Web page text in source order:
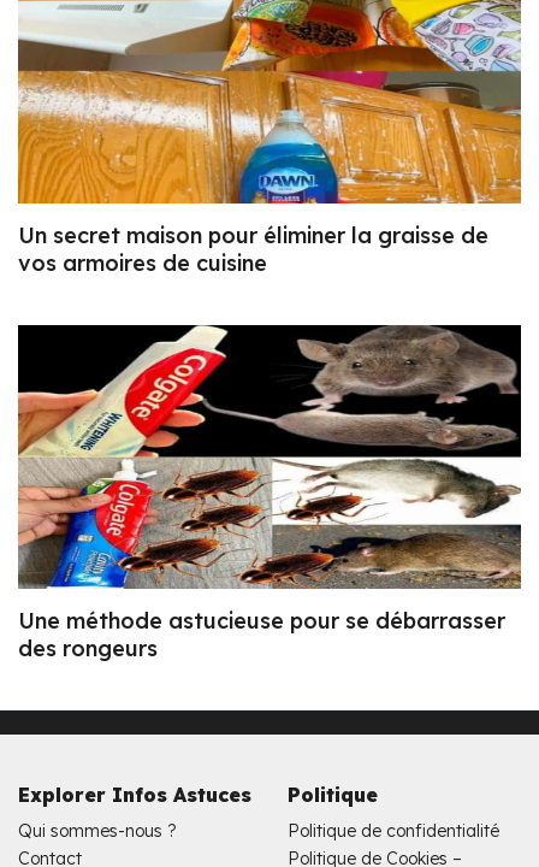
Un secret maison pour éliminer la graisse de
vos armoires de cuisine
Une méthode astucieuse pour se débarrasser
des rongeurs
Explorer Infos Astuces
Qui sommes-nous ?
Contact
Politique
Politique de confidentialité
Politique de Cookies –